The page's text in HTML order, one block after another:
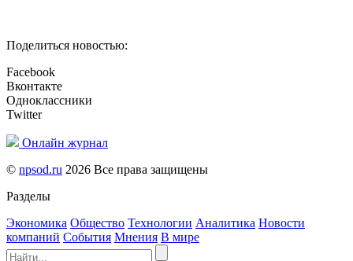
Поделиться новостью:
Facebook
Вконтакте
Одноклассники
Twitter
Онлайн журнал
© npsod.ru 2026 Все права защищены
Разделы
Экономика Общество Технологии Аналитика Новости
компаний События Мнения В мире